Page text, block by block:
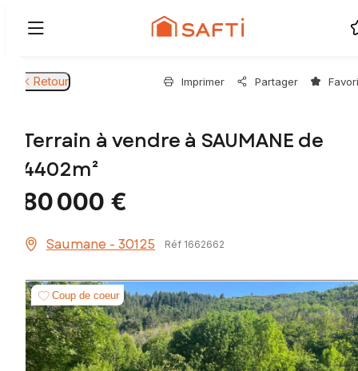
Retour Imprimer Partager
Terrain à vendre à SAUMANE de
4402m²
80 000 €
Saumane - 30125 Réf 1662662
Coup de coeur